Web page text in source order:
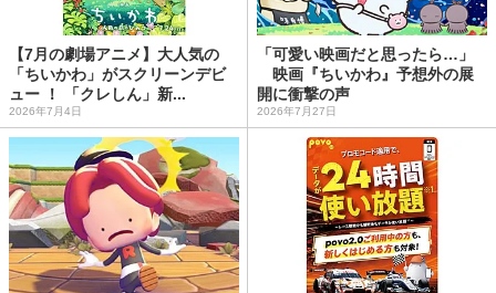
【7月の劇場アニメ】大人気の
「ちいかわ」がスクリーンデビ
ュー ！ 「クレしん」新...
2026年7月4日
「可愛い映画だと思ったら…」
映画『ちいかわ』予想外の展
開に衝撃の声
2026年7月27日